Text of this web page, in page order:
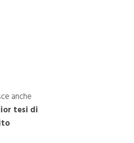
anche
tesi di